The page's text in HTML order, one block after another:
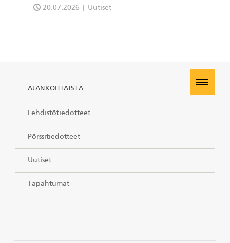
AJANKOHTAISTA
Lehdistötiedotteet
Pörssitiedotteet
Uutiset
Tapahtumat
20.07.2026
Uutiset